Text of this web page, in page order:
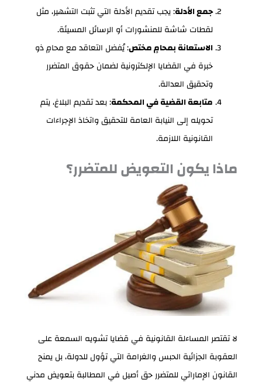
جمع الأدلة: يجب تقديم الأدلة التي تثبت التشهير، مثل
لقطات شاشة للمنشورات أو الرسائل المسيئة.
الاستعانة بمحامٍ مختص: يُفضل التعاقد مع محامٍ ذو
خبرة في القضايا الإلكترونية لضمان حقوق المتضرر
وتحقيق العدالة.
متابعة القضية في المحكمة: بعد تقديم البلاغ، يتم
تحويله إلى النيابة العامة للتحقيق واتخاذ الإجراءات
القانونية اللازمة.
ماذا يكون التعويض للمتضرر؟
لا تقتصر المساءلة القانونية في قضايا تشويه السمعة على
العقوبة الجزائية الحبس والغرامة التي تؤول للدولة، بل يمنح
القانون الإماراتي للمتضرر حق أصيل في المطالبة بتعويض مدني